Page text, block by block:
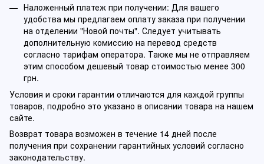
Наложенный платеж при получении: Для вашего
удобства мы предлагаем оплату заказа при получении
на отделении "Новой почты". Следует учитывать
дополнительную комиссию на перевод средств
согласно тарифам оператора. Также мы не отправляем
этим способом дешевый товар стоимостью менее 300
грн.
Условия и сроки гарантии отличаются для каждой группы
товаров, подробно это указано в описании товара на нашем
сайте.
Возврат товара возможен в течение 14 дней после
получения при сохранении гарантийных условий согласно
законодательству.